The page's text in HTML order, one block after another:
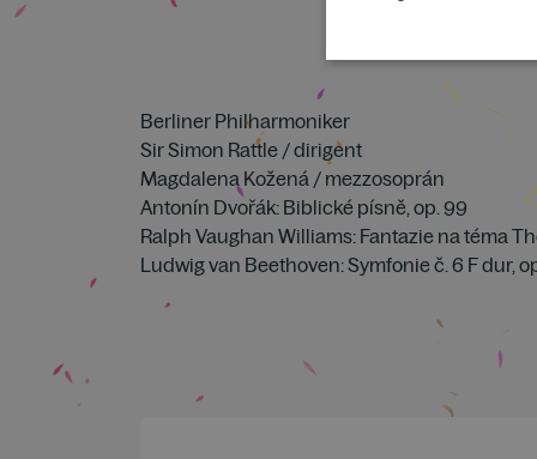
Berliner Philharmoniker
Sir Simon Rattle / dirigent
Magdalena Kožená / mezzosoprán
Antonín Dvořák: Biblické písně, op. 99
Ralph Vaughan Williams: Fantazie na téma
Ludwig van Beethoven: Symfonie č. 6 F dur,